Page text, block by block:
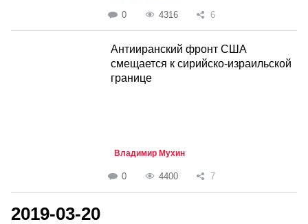
0 4316 6
Антииранский фронт США
смещается к сирийско-израильской
границе
Владимир Мухин
0 4400 7
2019-03-20